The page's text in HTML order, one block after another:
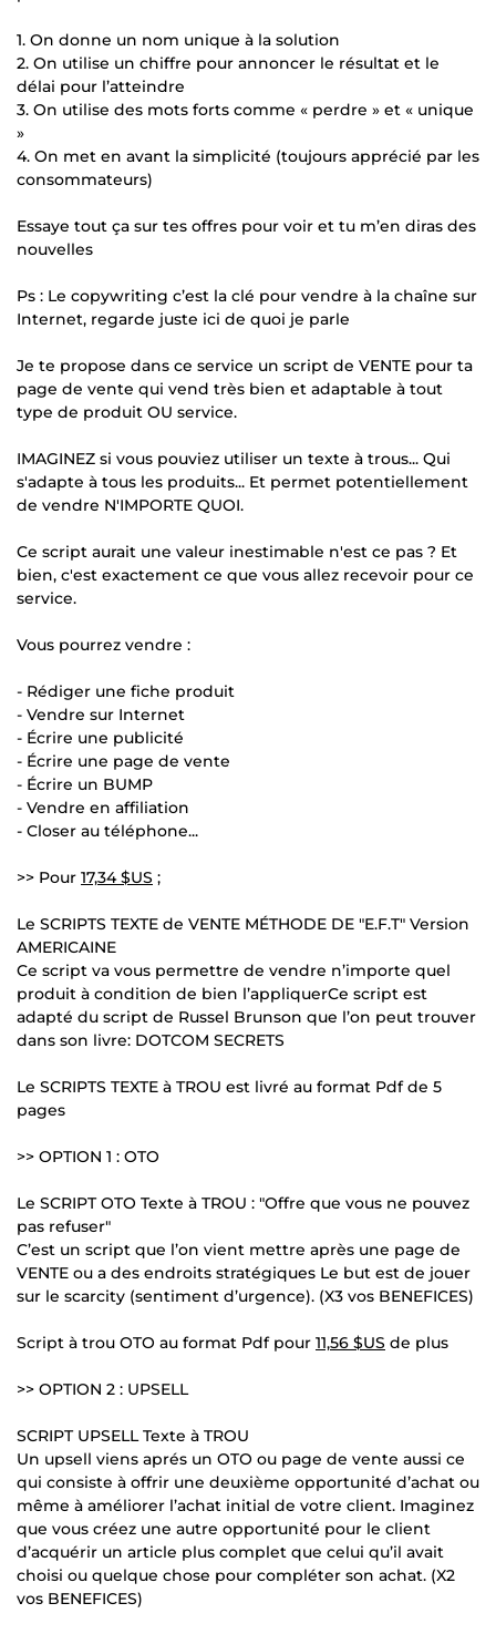
1. On donne un nom unique à la solution
2. On utilise un chiffre pour annoncer le résultat et le
délai pour l’atteindre
3. On utilise des mots forts comme « perdre » et « unique
»
4. On met en avant la simplicité (toujours apprécié par les
consommateurs)
Essaye tout ça sur tes offres pour voir et tu m’en diras des
nouvelles
Ps : Le copywriting c’est la clé pour vendre à la chaîne sur
Internet, regarde juste ici de quoi je parle
Je te propose dans ce service un script de VENTE pour ta
page de vente qui vend très bien et adaptable à tout
type de produit OU service.
IMAGINEZ si vous pouviez utiliser un texte à trous... Qui
s'adapte à tous les produits... Et permet potentiellement
de vendre N'IMPORTE QUOI.
Ce script aurait une valeur inestimable n'est ce pas ? Et
bien, c'est exactement ce que vous allez recevoir pour ce
service.
Vous pourrez vendre :
- Rédiger une fiche produit
- Vendre sur Internet
- Écrire une publicité
- Écrire une page de vente
- Écrire un BUMP
- Vendre en affiliation
- Closer au téléphone...
>> Pour 17,34 $US ;
Le SCRIPTS TEXTE de VENTE MÉTHODE DE "E.F.T" Version
AMERICAINE
Ce script va vous permettre de vendre n’importe quel
produit à condition de bien l’appliquerCe script est
adapté du script de Russel Brunson que l’on peut trouver
dans son livre: DOTCOM SECRETS
Le SCRIPTS TEXTE à TROU est livré au format Pdf de 5
pages
>> OPTION 1 : OTO
Le SCRIPT OTO Texte à TROU : "Offre que vous ne pouvez
pas refuser"
C’est un script que l’on vient mettre après une page de
VENTE ou a des endroits stratégiques Le but est de jouer
sur le scarcity (sentiment d’urgence). (X3 vos BENEFICES)
Script à trou OTO au format Pdf pour 11,56 $US de plus
>> OPTION 2 : UPSELL
SCRIPT UPSELL Texte à TROU
Un upsell viens aprés un OTO ou page de vente aussi ce
qui consiste à offrir une deuxième opportunité d’achat ou
même à améliorer l’achat initial de votre client. Imaginez
que vous créez une autre opportunité pour le client
d’acquérir un article plus complet que celui qu’il avait
choisi ou quelque chose pour compléter son achat. (X2
vos BENEFICES)